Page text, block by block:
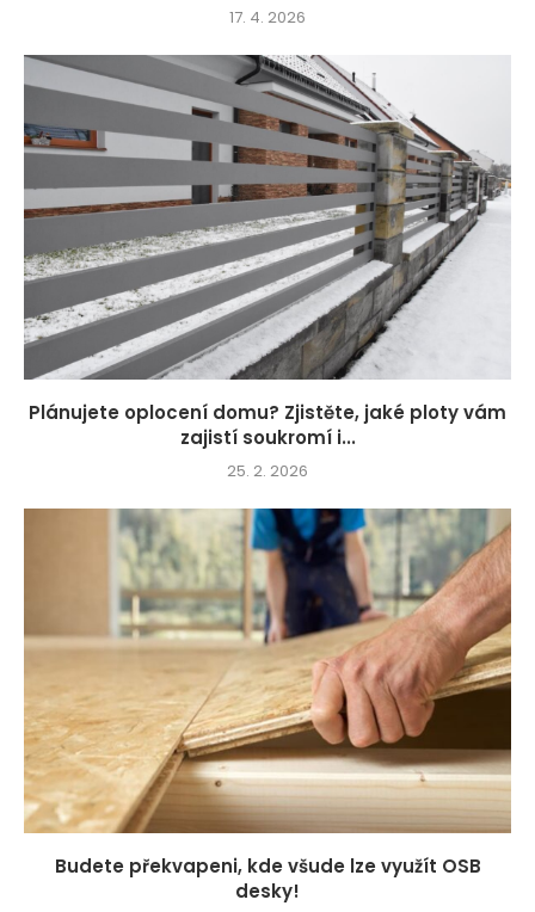
17. 4. 2026
Plánujete oplocení domu? Zjistěte, jaké ploty vám
zajistí soukromí i...
25. 2. 2026
Budete překvapeni, kde všude lze využít OSB
desky!